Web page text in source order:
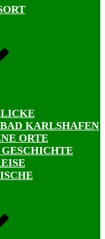
KARLSHAFEN
ORTE